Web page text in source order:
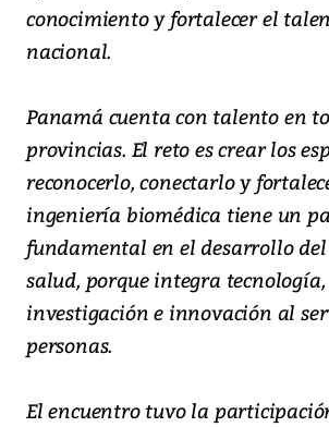
conocimiento y fortalecer el
nacional.
Panamá cuenta con talento en
provincias. El reto es crear los
reconocerlo, conectarlo y
ingeniería biomédica tiene un
fundamental en el desarrollo
salud, porque integra
investigación e innovación al
personas.
El encuentro tuvo la